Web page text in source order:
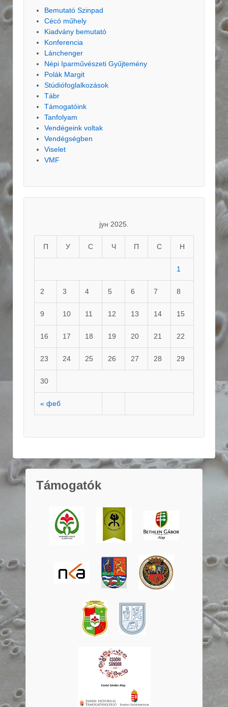
Bemutató Szinpad
Cécó műhely
Kiadvány bemutató
Konferencia
Lánchenger
Népi Iparművészeti Gyűjtemény
Polák Margit
Stúdiófoglalkozások
Tábr
Támogatóink
Tanfolyam
Vendégeink voltak
Vendégségben
Viselet
VMF
јун 2025.
П У С Ч П С Н
« феб
1
2 3 4 5 6 7 8
9 10 11 12 13 14 15
16 17 18 19 20 21 22
23 24 25 26 27 28 29
30
Támogatók